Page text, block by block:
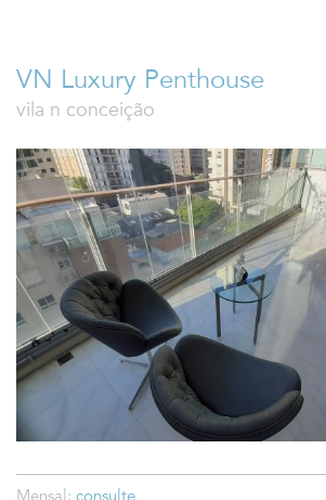
VN Luxury Penthouse
vila n conceição
Mensal: consulte